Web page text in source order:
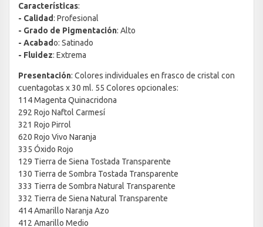
Características:
- Calidad: Profesional
- Grado de Pigmentación: Alto
- Acabado: Satinado
- Fluidez: Extrema
Presentación: Colores individuales en frasco de cristal con
cuentagotas x 30 ml. 55 Colores opcionales:
114 Magenta Quinacridona
292 Rojo Naftol Carmesí
321 Rojo Pirrol
620 Rojo Vivo Naranja
335 Óxido Rojo
129 Tierra de Siena Tostada Transparente
130 Tierra de Sombra Tostada Transparente
333 Tierra de Sombra Natural Transparente
332 Tierra de Siena Natural Transparente
414 Amarillo Naranja Azo
412 Amarillo Medio